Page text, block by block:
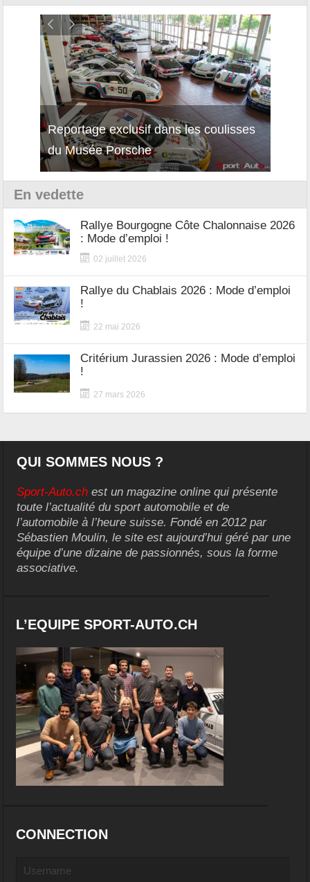
Reportage exclusif dans les coulisses
du Musée Porsche
En vedette
Rallye Bourgogne Côte Chalonnaise 2026
: Mode d’emploi !
02 juillet 2026
Rallye du Chablais 2026 : Mode d’emploi
!
22 mai 2026
Critérium Jurassien 2026 : Mode d’emploi
!
27 mars 2026
QUI SOMMES NOUS ?
Sport-Auto.ch est un magazine online qui présente
toute l’actualité du sport automobile et de
l’automobile à l’heure suisse. Fondé en 2012 par
Sébastien Moulin, le site est aujourd’hui géré par une
équipe d’une dizaine de passionnés, sous la forme
associative.
L’EQUIPE SPORT-AUTO.CH
CONNECTION